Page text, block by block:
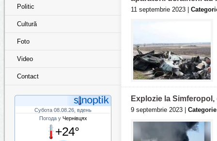
Politic
Cultură
Foto
Video
Contact
Субота 08.08.26, вдень
Погода у Чернівцях
+24°
11 septembrie 2023 |
Explozie la
9 septembrie 2023 |